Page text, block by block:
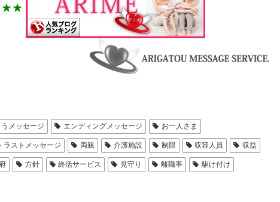
メッセージ エンディングメッセージ お一人さま
ラストメッセージ 両親 介護施設 制限 収容人員 収益
方針 終活サービス 見守り 離職率 駆け付け